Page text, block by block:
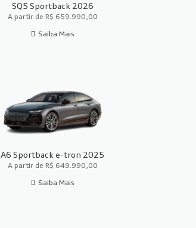
SQ5 Sportback 2026
A partir de R$ 659.990,00
Saiba Mais
A6 Sportback e-tron 2025
A partir de R$ 649.990,00
Saiba Mais